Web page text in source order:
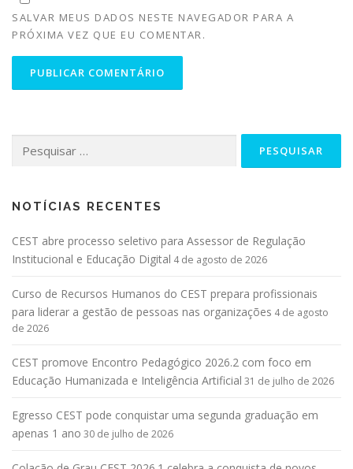
SALVAR MEUS DADOS NESTE NAVEGADOR PARA A
PRÓXIMA VEZ QUE EU COMENTAR.
NOTÍCIAS RECENTES
CEST abre processo seletivo para Assessor de Regulação
Institucional e Educação Digital 4 de agosto de 2026
Curso de Recursos Humanos do CEST prepara profissionais
para liderar a gestão de pessoas nas organizações 4 de agosto
de 2026
CEST promove Encontro Pedagógico 2026.2 com foco em
Educação Humanizada e Inteligência Artificial 31 de julho de 2026
Egresso CEST pode conquistar uma segunda graduação em
apenas 1 ano 30 de julho de 2026